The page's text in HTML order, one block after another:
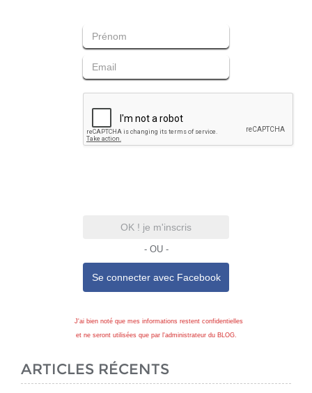
OK ! je m'inscris
- OU -
Se connecter avec Facebook
J'ai bien noté que mes informations restent confidentielles
et ne seront utilisées que par l'administrateur du BLOG.
ARTICLES RÉCENTS